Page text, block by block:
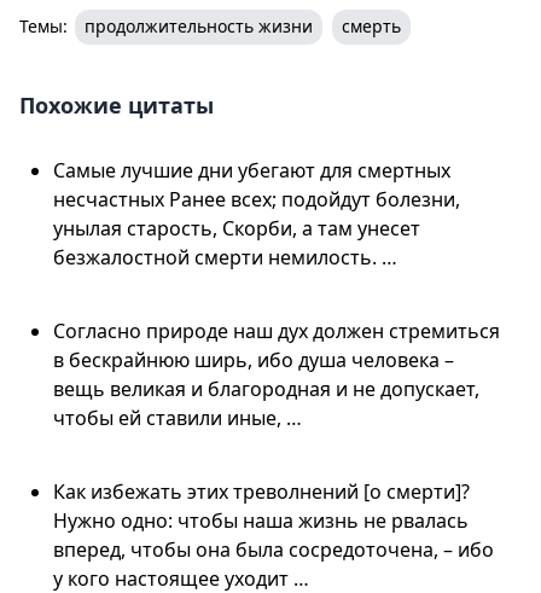
Темы: продолжительность жизни смерть
Похожие цитаты
Самые лучшие дни убегают для смертных
несчастных Ранее всех; подойдут болезни,
унылая старость, Скорби, а там унесет
безжалостной смерти немилость. …
Согласно природе наш дух должен стремиться
в бескрайнюю ширь, ибо душа человека –
вещь великая и благородная и не допускает,
чтобы ей ставили иные, …
Как избежать этих треволнений [о смерти]?
Нужно одно: чтобы наша жизнь не рвалась
вперед, чтобы она была сосредоточена, – ибо
у кого настоящее уходит …